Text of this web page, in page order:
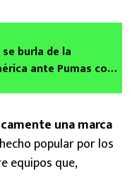
burla de la
ante Pumas con
una marca
popular por los
equipos que,